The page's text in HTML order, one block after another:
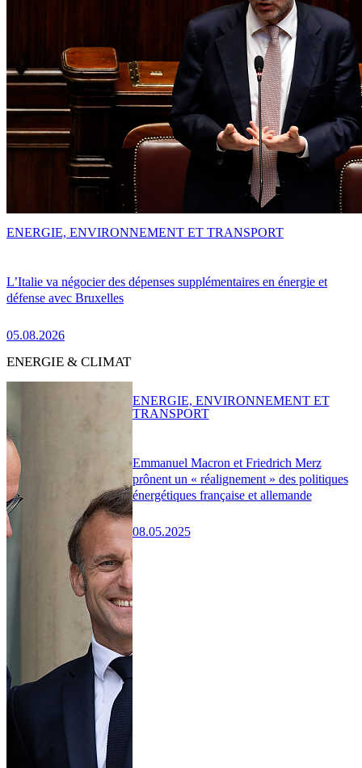
L’Italie va négocier des dépenses supplémentaires en énergie et
défense avec Bruxelles
05.08.2026
ENERGIE, ENVIRONNEMENT ET TRANSPORT
ENERGIE & CLIMAT
Emmanuel Macron et Friedrich Merz
prônent un « réalignement » des politiques
énergétiques française et allemande
08.05.2025
ENERGIE, ENVIRONNEMENT ET
TRANSPORT